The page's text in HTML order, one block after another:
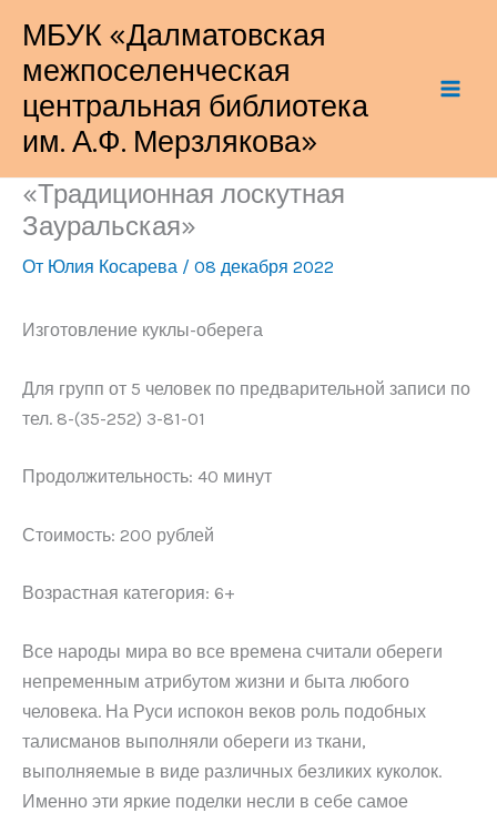
содержимому
МБУК «Далматовская
межпоселенческая
центральная библиотека
им. А.Ф. Мерзлякова»
«Традиционная лоскутная
Зауральская»
От Юлия Косарева / 08 декабря 2022
Изготовление куклы-оберега
Для групп от 5 человек по предварительной записи по
тел. 8-(35-252) 3-81-01
Продолжительность: 40 минут
Стоимость: 200 рублей
Возрастная категория: 6+
Все народы мира во все времена считали обереги
непременным атрибутом жизни и быта любого
человека. На Руси испокон веков роль подобных
талисманов выполняли обереги из ткани,
выполняемые в виде различных безликих куколок.
Именно эти яркие поделки несли в себе самое